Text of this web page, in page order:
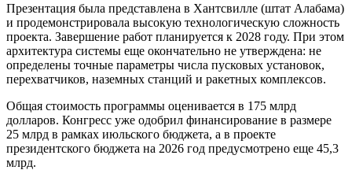
Презентация была представлена в Хантсвилле (штат Алабама)
и продемонстрировала высокую технологическую сложность
проекта. Завершение работ планируется к 2028 году. При этом
архитектура системы еще окончательно не утверждена: не
определены точные параметры числа пусковых установок,
перехватчиков, наземных станций и ракетных комплексов.
Общая стоимость программы оценивается в 175 млрд
долларов. Конгресс уже одобрил финансирование в размере
25 млрд в рамках июльского бюджета, а в проекте
президентского бюджета на 2026 год предусмотрено еще 45,3
млрд.